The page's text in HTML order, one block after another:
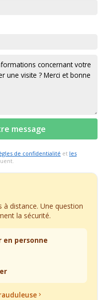
message
de confidentialité et les
distance. Une question
la sécurité.
en personne